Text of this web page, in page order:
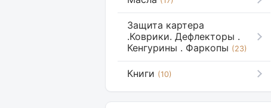
Защита картера
.Коврики. Дефлекторы .
Кенгурины . Фаркопы (23)
Книги (10)